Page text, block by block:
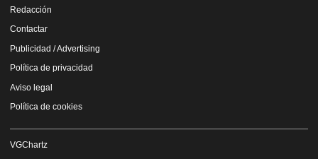
Redacción
Contactar
Publicidad / Advertising
Política de privacidad
Aviso legal
Política de cookies
VGChartz